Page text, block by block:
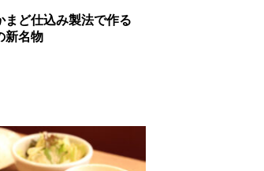
まど仕込み製法で作る
新名物